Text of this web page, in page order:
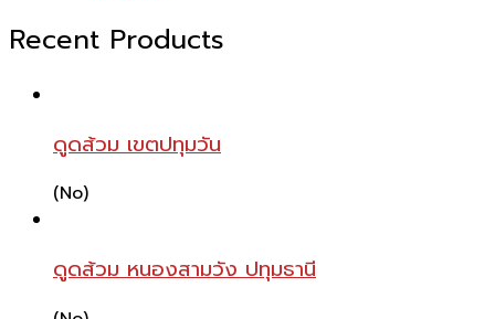
Recent Products
ดูดส้วม เขตปทุมวัน
(No)
ดูดส้วม หนองสามวัง ปทุมธานี